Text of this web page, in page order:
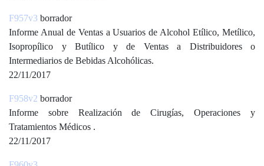
F957v3 borrador
Informe Anual de Ventas a Usuarios de Alcohol Etílico, Metílico,
Isopropílico y Butílico y de Ventas a Distribuidores o
Intermediarios de Bebidas Alcohólicas.
22/11/2017
F958v2 borrador
Informe sobre Realización de Cirugías, Operaciones y
Tratamientos Médicos .
22/11/2017